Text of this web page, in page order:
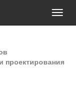
проектирования